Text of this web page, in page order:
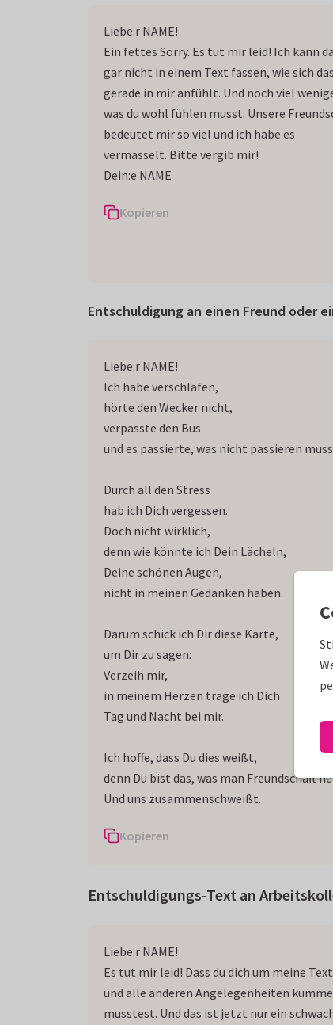
Liebe:r NAME!
Ein fettes Sorry. Es tut mir leid! Ich kann
gar nicht in einem Text fassen, wie sich das
gerade in mir anfühlt. Und noch viel
was du wohl fühlen musst. Unsere
bedeutet mir so viel und ich habe es
vermasselt. Bitte vergib mir!
Dein:e NAME
Kopieren
Entschuldigung an einen Freund oder
Liebe:r NAME!
Ich habe verschlafen,
hörte den Wecker nicht,
verpasste den Bus
und es passierte, was nicht passieren
Durch all den Stress
hab ich Dich vergessen.
Doch nicht wirklich,
denn wie könnte ich Dein Lächeln,
Deine schönen Augen,
nicht in meinen Gedanken haben.
Darum schick ich Dir diese Karte,
um Dir zu sagen:
Verzeih mir,
in meinem Herzen trage ich Dich
Tag und Nacht bei mir.
Ich hoffe, dass Du dies weißt,
denn Du bist das, was man Freundschaft
Und uns zusammenschweißt.
Kopieren
Entschuldigungs-Text an
Liebe:r NAME!
Es tut mir leid! Dass du dich um meine
und alle anderen Angelegenheiten
musstest. Und das ist jetzt nur ein